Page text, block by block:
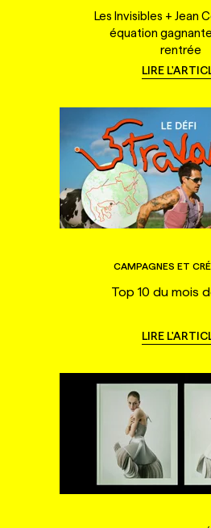
Les Invisibles + Jean
équation
rentrée
LIRE
CAMPAGNES ET
Top 10 du mois
LIRE